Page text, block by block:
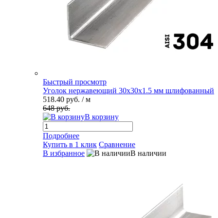
Быстрый просмотр
Уголок нержавеющий 30х30х1.5 мм шлифованный
518.40 руб. / м
648 руб.
В корзину
Подробнее
Купить в 1 клик Сравнение
В избранное
В наличии